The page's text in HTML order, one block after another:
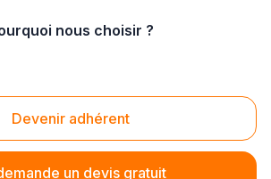
nous choisir ?
Devenir adhérent
un devis gratuit
pour le compte de la